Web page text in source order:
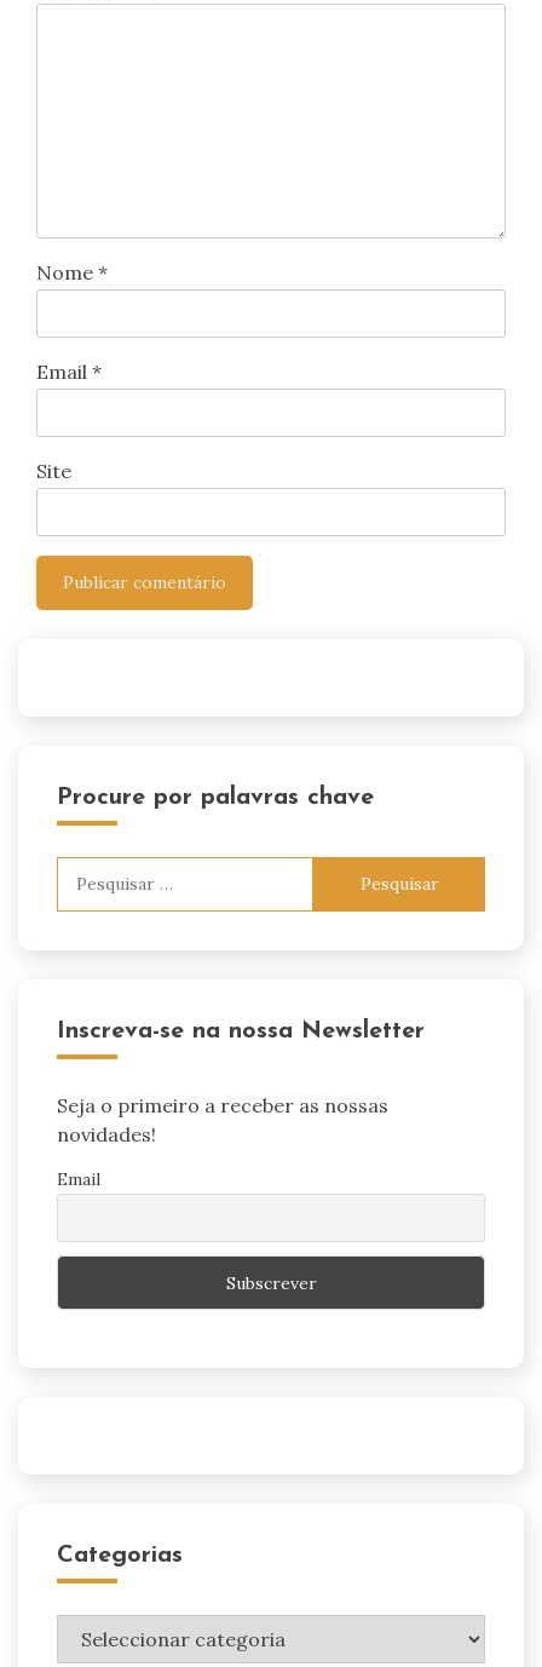
Nome *
Email *
Site
Procure por palavras chave
Inscreva-se na nossa Newsletter
Seja o primeiro a receber as nossas
novidades!
Email
Categorias
Categorias